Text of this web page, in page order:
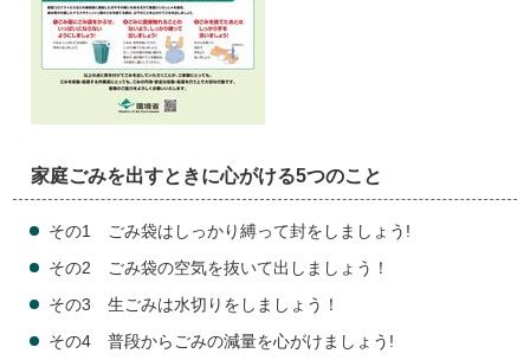
家庭ごみを出すときに心がける5つのこと
その1 ごみ袋はしっかり縛って封をしましょう!
その2 ごみ袋の空気を抜いて出しましょう！
その3 生ごみは水切りをしましょう！
その4 普段からごみの減量を心がけましょう!